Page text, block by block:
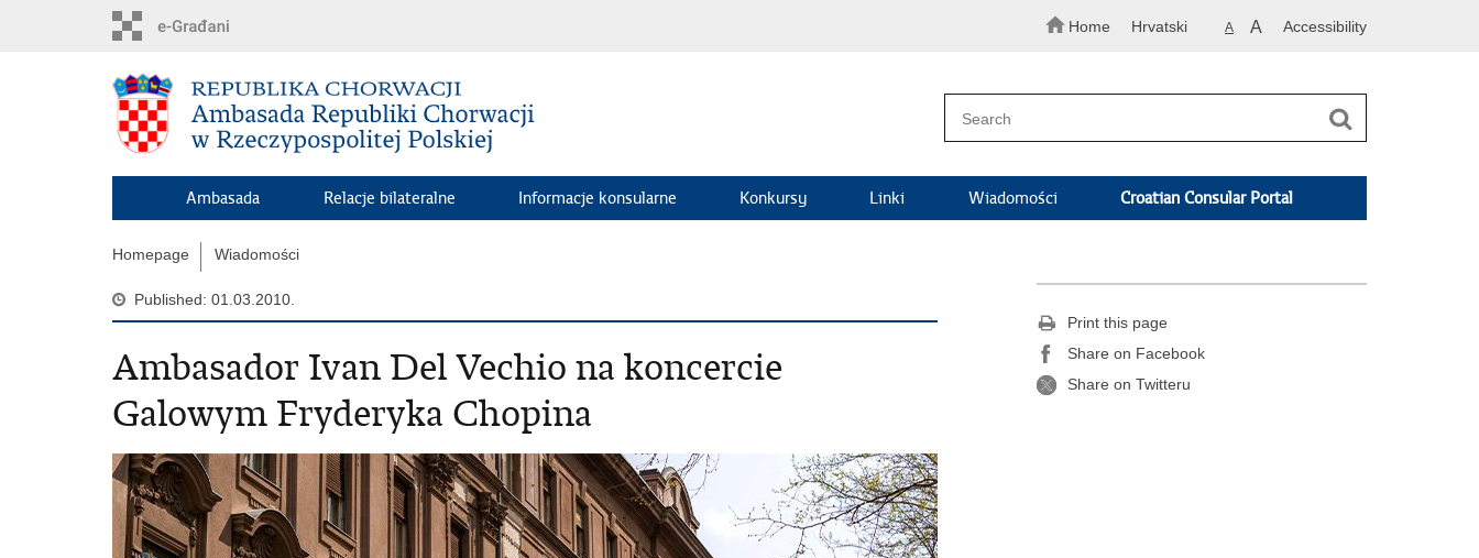
Home Hrvatski A A Accessibility
Ambasada Relacje bilateralne Informacje konsularne Konkursy Linki Wiadomości Croatian Consular Portal
Homepage Wiadomości
Published: 01.03.2010.
Ambasador Ivan Del Vechio na koncercie
Galowym Fryderyka Chopina
Print this page
Share on Facebook
Share on Twitteru